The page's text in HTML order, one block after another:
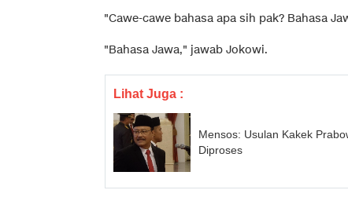
"Cawe-cawe bahasa apa sih pak? Bahasa
"Bahasa Jawa," jawab Jokowi.
Lihat Juga :
Mensos: Usulan Kakek
Diproses